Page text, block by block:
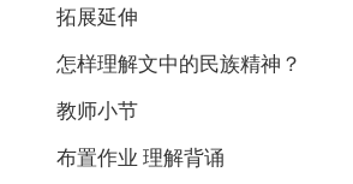
拓展延伸
怎样理解文中的民族精神？
教师小节
布置作业 理解背诵